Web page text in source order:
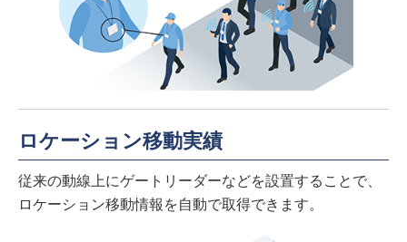
ロケーション移動実績
従来の動線上にゲートリーダーなどを設置することで、
ロケーション移動情報を自動で取得できます。